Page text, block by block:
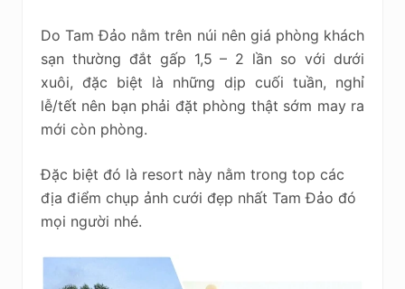
Do Tam Đảo nằm trên núi nên giá phòng khách
sạn thường đắt gấp 1,5 – 2 lần so với dưới
xuôi, đặc biệt là những dịp cuối tuần, nghỉ
lễ/tết nên bạn phải đặt phòng thật sớm may ra
mới còn phòng.
Đặc biệt đó là resort này nằm trong top các
địa điểm chụp ảnh cưới đẹp nhất Tam Đảo đó
mọi người nhé.